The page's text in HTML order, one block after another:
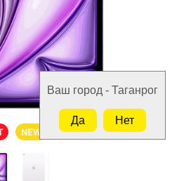
NEW
Ваш город - Таганрог
Да Нет